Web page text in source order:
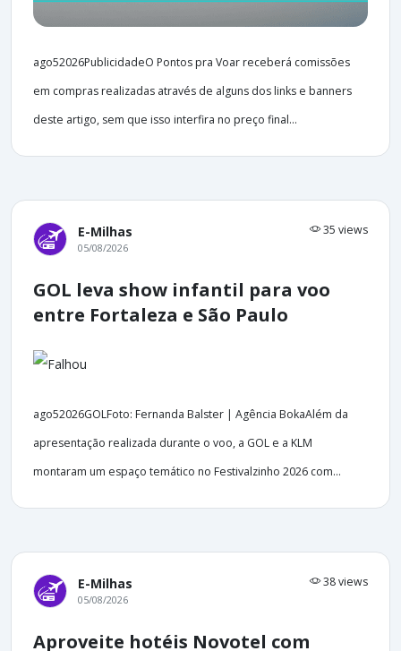
ago52026PublicidadeO Pontos pra Voar receberá comissões
em compras realizadas através de alguns dos links e banners
deste artigo, sem que isso interfira no preço final...
E-Milhas 35 views
05/08/2026
GOL leva show infantil para voo
entre Fortaleza e São Paulo
ago52026GOLFoto: Fernanda Balster | Agência BokaAlém da
apresentação realizada durante o voo, a GOL e a KLM
montaram um espaço temático no Festivalzinho 2026 com...
E-Milhas 38 views
05/08/2026
Aproveite hotéis Novotel com